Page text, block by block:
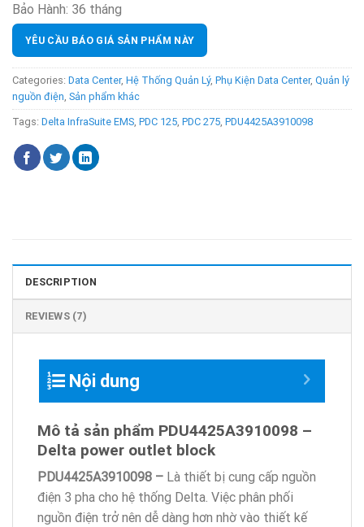
Bảo Hành: 36 tháng
YÊU CẦU BÁO GIÁ SẢN PHẨM NÀY
Categories: Data Center, Hệ Thống Quản Lý, Phụ Kiện Data Center, Quản lý
nguồn điện Sản phẩm khác
Tags: Delta InfraSuite EMS PDC 125 PDC 275 PDU4425A3910098
DESCRIPTION
REVIEWS (7)
Nội dung
Mô tả sản phẩm PDU4425A3910098 –
Delta power outlet block
PDU4425A3910098 – Là thiết bị cung cấp nguồn
điện 3 pha cho hệ thống Delta. Việc phân phối
nguồn điện trở nên dễ dàng hơn nhờ vào thiết kế